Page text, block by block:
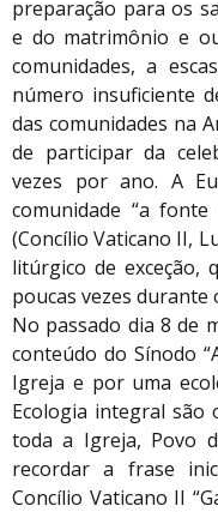
preparação para os
e do matrimônio e
comunidades, a
número insuficiente
das comunidades na
de participar da
vezes por ano. A
comunidade “a
(Concílio Vaticano II,
litúrgico de exceção,
poucas vezes durante
No passado dia 8 de
conteúdo do Sínodo
Igreja e por uma
Ecologia integral são
toda a Igreja, Povo
recordar a frase
Concílio Vaticano II